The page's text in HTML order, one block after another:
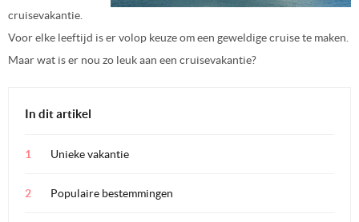
cruisevakantie.
Voor elke leeftijd is er volop keuze om een geweldige cruise te maken.
Maar wat is er nou zo leuk aan een cruisevakantie?
In dit artikel
Unieke vakantie
Populaire bestemmingen